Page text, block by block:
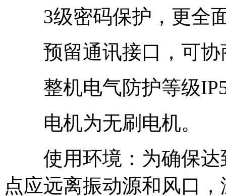
3级密码保护，更全面
预留通讯接口，可协
整机电气防护等级
电机为无刷电机。
使用环境：为确保达
点应远离振动源和风口